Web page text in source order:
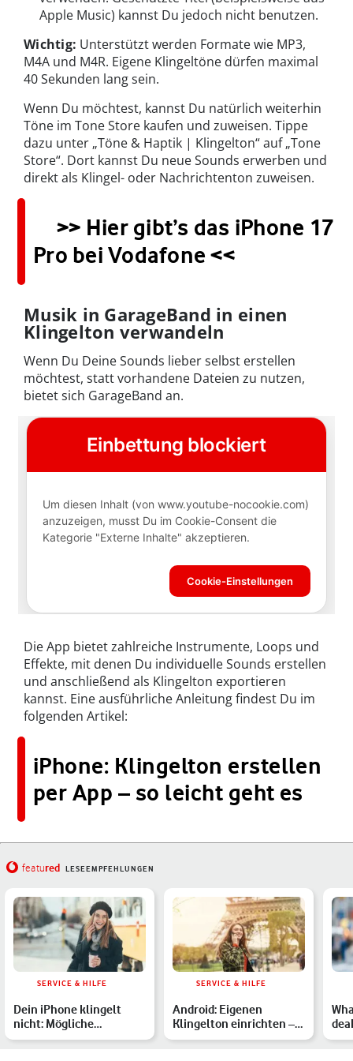
Apple Music) kannst Du jedoch nicht benutzen.
Wichtig: Unterstützt werden Formate wie MP3,
M4A und M4R. Eigene Klingeltöne dürfen maximal
40 Sekunden lang sein.
Wenn Du möchtest, kannst Du natürlich weiterhin
Töne im Tone Store kaufen und zuweisen. Tippe
dazu unter „Töne & Haptik | Klingelton“ auf „Tone
Store“. Dort kannst Du neue Sounds erwerben und
direkt als Klingel- oder Nachrichtenton zuweisen.
>> Hier gibt’s das iPhone 17
Pro bei Vodafone <<
Musik in GarageBand in einen
Klingelton verwandeln
Wenn Du Deine Sounds lieber selbst erstellen
möchtest, statt vorhandene Dateien zu nutzen,
bietet sich GarageBand an.
Die App bietet zahlreiche Instrumente, Loops und
Effekte, mit denen Du individuelle Sounds erstellen
und anschließend als Klingelton exportieren
kannst. Eine ausführliche Anleitung findest Du im
folgenden Artikel:
iPhone: Klingelton erstellen
per App – so leicht geht es
featured LESEEMPFEHLUNGEN
SERVICE & HILFE
Dein iPhone klingelt
nicht: Mögliche
Lösungen
SERVICE & HILFE
Android: Eigenen
Klingelton einrichten –
so geht's